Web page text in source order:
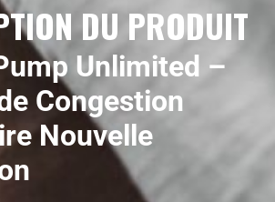
DU PRODUIT
Unlimited –
Congestion
Nouvelle